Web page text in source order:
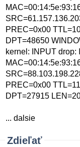
PREC=0x00
DPT=48650
kernel: INPUT drop:
PREC=0x00
DPT=27915
... dalsie
Zdieľať